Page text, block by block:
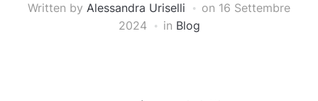
Written by Alessandra Uriselli on 16 Settembre
2024
in Blog